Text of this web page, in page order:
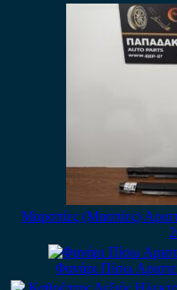
Μαρσπίες (Μασπίες)
Φανάρι Πίσω